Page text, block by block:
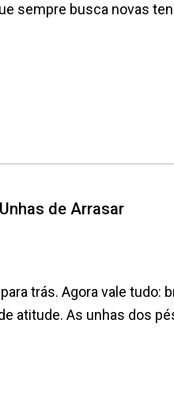
sempre busca novas
de Arrasar
trás. Agora vale tudo:
atitude. As unhas dos